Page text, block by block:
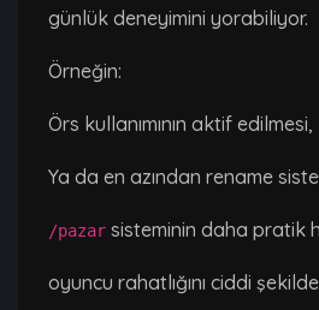
günlük deneyimini yorabiliyor.
Örneğin:
Örs kullanımının aktif edilmesi,
Ya da en azından rename
/pazar sisteminin daha pratik
oyuncu rahatlığını ciddi